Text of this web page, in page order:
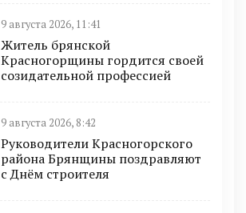
9 августа 2026, 11:41
Житель брянской
Красногорщины гордится своей
созидательной профессией
9 августа 2026, 8:42
Руководители Красногорского
района Брянщины поздравляют
с Днём строителя